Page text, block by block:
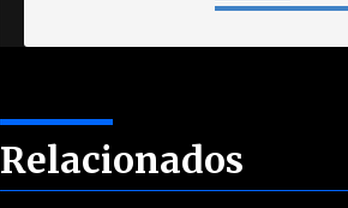
Relacionados